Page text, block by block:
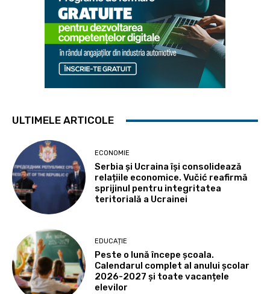
ULTIMELE ARTICOLE
ECONOMIE
Serbia și Ucraina își consolidează
relațiile economice. Vučić reafirmă
sprijinul pentru integritatea
teritorială a Ucrainei
EDUCAȚIE
Peste o lună începe școala.
Calendarul complet al anului școlar
2026-2027 și toate vacanțele
elevilor